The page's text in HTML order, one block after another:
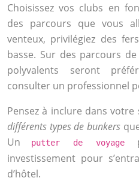
Choisissez vos clubs en
des parcours que vous
venteux, privilégiez des
basse. Sur des parcours
polyvalents seront
consulter un professionnel
Pensez à inclure dans votre
différents types de bunkers
Un
putter de voyage
investissement pour
d’hôtel.